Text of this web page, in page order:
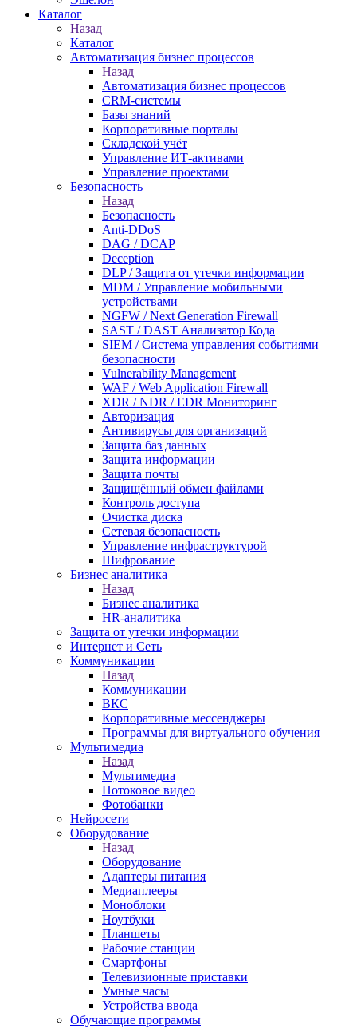
Каталог
Назад
Каталог
Автоматизация бизнес процессов
Назад
Автоматизация бизнес процессов
CRM-системы
Базы знаний
Корпоративные порталы
Складской учёт
Управление ИТ-активами
Управление проектами
Безопасность
Назад
Безопасность
Anti-DDoS
DAG / DCAP
Deception
DLP / Защита от утечки информации
MDM / Управление мобильными
устройствами
NGFW / Next Generation Firewall
SAST / DAST Анализатор Кода
SIEM / Система управления событиями
безопасности
Vulnerability Management
WAF / Web Application Firewall
XDR / NDR / EDR Мониторинг
Авторизация
Антивирусы для организаций
Защита баз данных
Защита информации
Защита почты
Защищённый обмен файлами
Контроль доступа
Очистка диска
Сетевая безопасность
Управление инфраструктурой
Шифрование
Бизнес аналитика
Назад
Бизнес аналитика
HR-аналитика
Защита от утечки информации
Интернет и Сеть
Коммуникации
Назад
Коммуникации
ВКС
Корпоративные мессенджеры
Программы для виртуального обучения
Мультимедиа
Назад
Мультимедиа
Потоковое видео
Фотобанки
Нейросети
Оборудование
Назад
Оборудование
Адаптеры питания
Медиаплееры
Моноблоки
Ноутбуки
Планшеты
Рабочие станции
Смартфоны
Телевизионные приставки
Умные часы
Устройства ввода
Обучающие программы